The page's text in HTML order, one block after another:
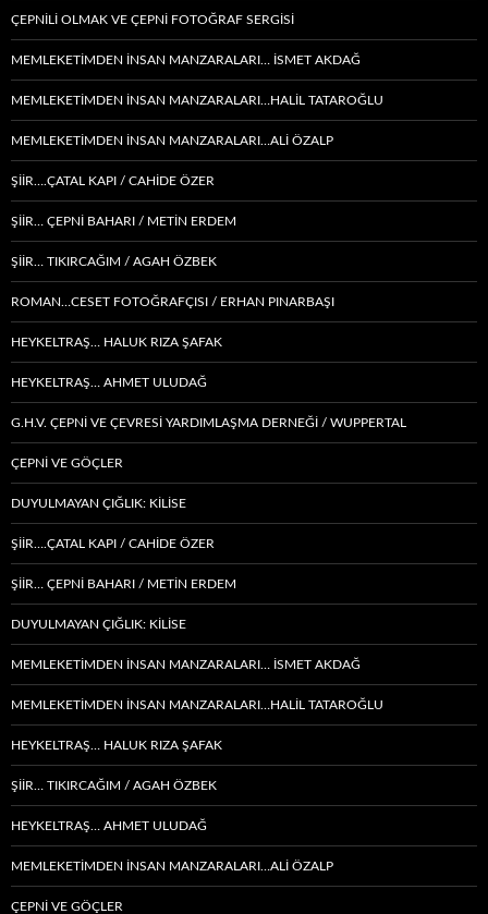
ÇEPNİLİ OLMAK VE ÇEPNİ FOTOĞRAF SERGİSİ
MEMLEKETIMDEN INSAN MANZARALARI… İSMET AKDAĞ
MEMLEKETIMDEN INSAN MANZARALARI…HALİL TATAROĞLU
MEMLEKETIMDEN INSAN MANZARALARI…ALİ ÖZALP
ŞİİR….ÇATAL KAPI / CAHİDE ÖZER
ŞİİR… ÇEPNI BAHARI / METİN ERDEM
ŞIIR… TIKIRCAĞIM / AGAH ÖZBEK
ROMAN…CESET FOTOĞRAFÇISI / ERHAN PINARBAŞI
HEYKELTRAŞ… HALUK RIZA ŞAFAK
HEYKELTRAŞ… AHMET ULUDAĞ
G.H.V. ÇEPNİ VE ÇEVRESİ YARDIMLAŞMA DERNEĞİ / WUPPERTAL
ÇEPNI VE GÖÇLER
DUYULMAYAN ÇIĞLIK: KİLİSE
ŞİİR….ÇATAL KAPI / CAHİDE ÖZER
ŞİİR… ÇEPNI BAHARI / METİN ERDEM
DUYULMAYAN ÇIĞLIK: KİLİSE
MEMLEKETIMDEN INSAN MANZARALARI… İSMET AKDAĞ
MEMLEKETIMDEN INSAN MANZARALARI…HALİL TATAROĞLU
HEYKELTRAŞ… HALUK RIZA ŞAFAK
ŞIIR… TIKIRCAĞIM / AGAH ÖZBEK
HEYKELTRAŞ… AHMET ULUDAĞ
MEMLEKETIMDEN INSAN MANZARALARI…ALİ ÖZALP
ÇEPNI VE GÖÇLER